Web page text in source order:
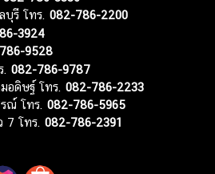
รี โทร. 082-786-2200
3924
9528
082-786-9787
อดิษฐ์ โทร. 082-786-2233
ณ์ โทร. 082-786-5965
7 โทร. 082-786-2391